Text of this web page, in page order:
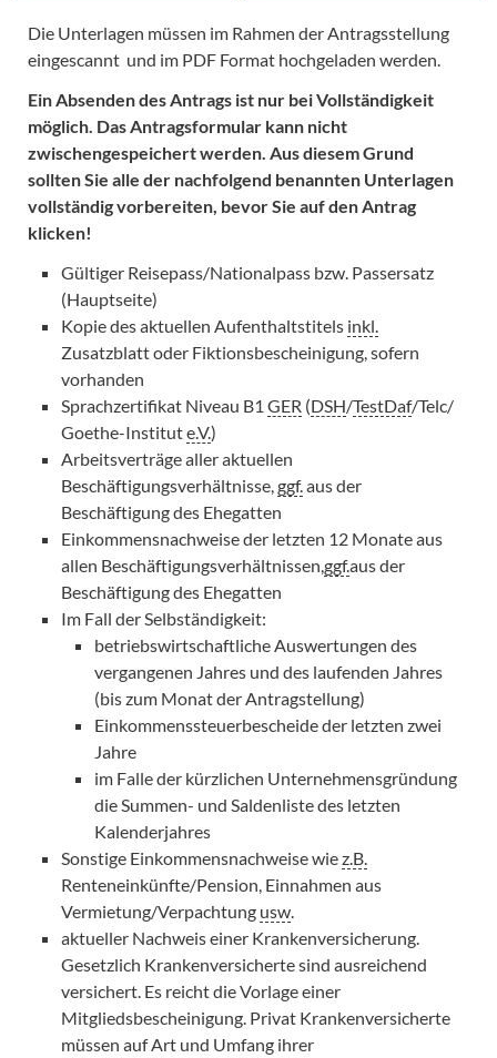
Die Unterlagen müssen im Rahmen der Antragsstellung
eingescannt und im PDF Format hochgeladen werden.
Ein Absenden des Antrags ist nur bei Vollständigkeit
möglich. Das Antragsformular kann nicht
zwischengespeichert werden. Aus diesem Grund
sollten Sie alle der nachfolgend benannten Unterlagen
vollständig vorbereiten, bevor Sie auf den Antrag
klicken!
Gültiger Reisepass/Nationalpass bzw. Passersatz
(Hauptseite)
Kopie des aktuellen Aufenthaltstitels inkl.
Zusatzblatt oder Fiktionsbescheinigung, sofern
vorhanden
Sprachzertifikat Niveau B1 GER (DSH/TestDaf/Telc/
Goethe-Institute.V.)
Arbeitsverträge aller aktuellen
Beschäftigungsverhältnisse, ggf. aus der
Beschäftigung des Ehegatten
Einkommensnachweise der letzten 12 Monate aus
allen Beschäftigungsverhältnissen, ggf.aus der
Beschäftigung des Ehegatten
Im Fall der Selbständigkeit:
betriebswirtschaftliche Auswertungen des
vergangenen Jahres und des laufenden Jahres
(bis zum Monat der Antragstellung)
Einkommenssteuerbescheide der letzten zwei
Jahre
im Falle der kürzlichen Unternehmensgründung
die Summen- und Saldenliste des letzten
Kalenderjahres
Sonstige Einkommensnachweise wiez.B.
Renteneinkünfte/Pension, Einnahmen aus
Vermietung/Verpachtung usw
aktueller Nachweis einer Krankenversicherung.
Gesetzlich Krankenversicherte sind ausreichend
versichert. Es reicht die Vorlage einer
Mitgliedsbescheinigung. Privat Krankenversicherte
müssen auf Art und Umfang ihrer